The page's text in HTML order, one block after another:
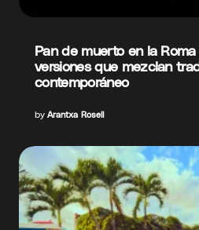
Pan de muerto en la
versiones que mezclan
contemporáneo
by Arantxa Rosell